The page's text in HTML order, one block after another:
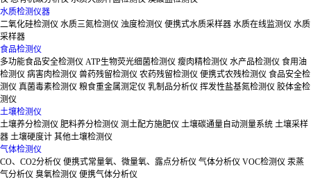
水质检测仪器
二氧化硅检测仪 水质三氮检测仪 浊度检测仪 便携式水质采样器 水质在线监测仪 水质
采样器
食品检测仪
多功能食品安全检测仪 ATP生物荧光细菌检测仪 瘦肉精检测仪 水产品检测仪 食用油
检测仪 病害肉检测仪 兽药残留检测仪 农药残留检测仪 便携式农残检测仪 食品安全检
测仪 真菌毒素检测仪 粮食重金属测定仪 乳制品分析仪 挥发性盐基氮检测仪 胶体金检
测仪
土壤检测仪
土壤养分检测仪 肥料养分检测仪 测土配方施肥仪 土壤碳通量自动测量系统 土壤采样
器 土壤硬度计 其他土壤检测仪
气体检测仪
CO、CO2分析仪 便携式常量氧、微量氧、露点分析仪 气体分析仪 VOC检测仪 汞蒸
气分析仪 臭氧检测仪 便携气体分析仪